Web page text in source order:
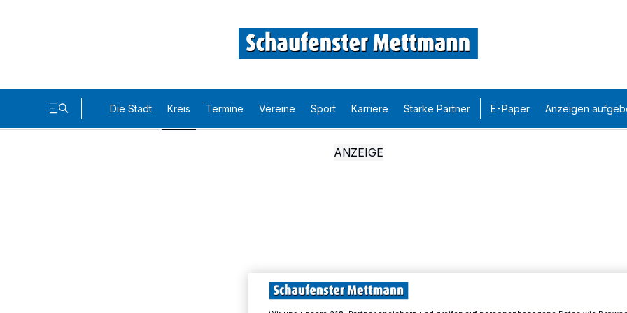
Die Stadt Kreis Termine Vereine Sport Karriere Starke Partner E-Paper Anzeigen